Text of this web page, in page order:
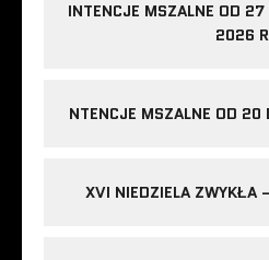
INTENCJE MSZALNE OD
2026
NTENCJE MSZALNE OD
XVI NIEDZIELA ZWYKŁA